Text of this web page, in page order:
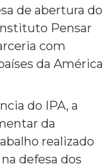
de abertura do
Pensar
com
da América
do IPA, a
da
realizado
defesa dos